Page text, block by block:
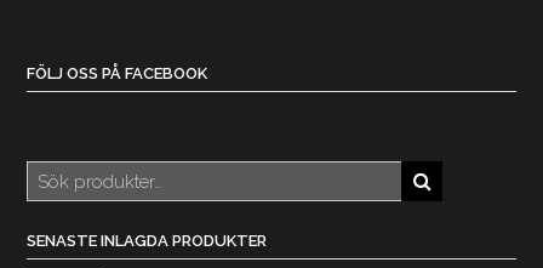
FÖLJ OSS PÅ FACEBOOK
Sök
efter:
SENASTE INLAGDA PRODUKTER